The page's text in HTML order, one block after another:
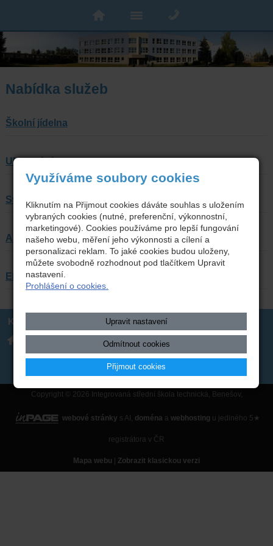
Nabídka služeb
Školní jídelna
Ubytování
Svářečská škola
Autoservis ISŠT
Elektroslužby
Kontakt
Integrovaná střední škola
317 723 131
skola(zavináč)isstbn.cz
Datová schránka: rzpw2gi
ISSBN(zavináč)kr-s.cz
Twitter
Copyright © 2026 Integrovaná střední škola technická, Benešov,
webové stránky s AI, doména a webhosting u jediného 5★
registrátora v ČR
Mapa webu Zobrazit klasickou verzi
Využíváme soubory cookies
Kliknutím na Přijmout cookies dáváte souhlas s uložením
vybraných cookies (nutné, preferenční, výkonnostní,
marketingové). Cookies používáme pro lepší fungování
našeho webu, měření jeho výkonnosti a cílení a
personalizaci reklam. To jaké cookies budou uloženy,
můžete svobodně rozhodnout pod tlačítkem Upravit
nastavení.
Prohlášení o cookies.
Upravit nastavení
Odmítnout cookies
Přijmout cookies